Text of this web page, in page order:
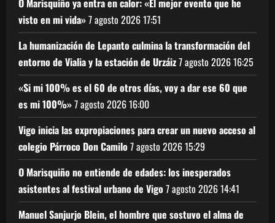
O Marisquiño ya entra en calor: «El mejor evento que he
visto en mi vida»7 agosto 202617:51
La humanización de Lepanto culmina la transformación del
entorno de Vialia y la estación de Urzáiz7 agosto 202616:25
«Si mi 100% es el 60 de otros días, voy a dar ese 60 que
es mi 100%»7 agosto 202616:00
Vigo inicia las expropiaciones para crear un nuevo acceso al
colegio Párroco Don Camilo7 agosto 202615:29
O Marisquiño no entiende de edades: los inesperados
asistentes al festival urbano de Vigo7 agosto 202614:41
Manuel Sanjurjo Blein, el hombre que sostuvo el alma de